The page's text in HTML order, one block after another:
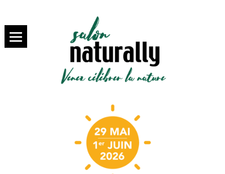
salon
NATURALLY
Paris
VENEZ SAVOURER LA BIO